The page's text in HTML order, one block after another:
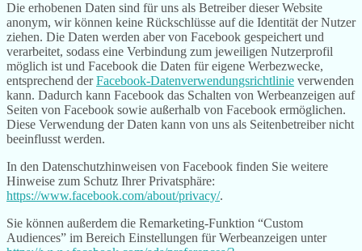
Die erhobenen Daten sind für uns als Betreiber dieser Website
anonym, wir können keine Rückschlüsse auf die Identität der Nutzer
ziehen. Die Daten werden aber von Facebook gespeichert und
verarbeitet, sodass eine Verbindung zum jeweiligen Nutzerprofil
möglich ist und Facebook die Daten für eigene Werbezwecke,
entsprechend derFacebook-Datenverwendungsrichtlinie verwenden
kann. Dadurch kann Facebook das Schalten von Werbeanzeigen auf
Seiten von Facebook sowie außerhalb von Facebook ermöglichen.
Diese Verwendung der Daten kann von uns als Seitenbetreiber nicht
beeinflusst werden.
In den Datenschutzhinweisen von Facebook finden Sie weitere
Hinweise zum Schutz Ihrer Privatsphäre:
https://www.facebook.com/about/privacy/.
Sie können außerdem die Remarketing-Funktion “Custom
Audiences” im Bereich Einstellungen für Werbeanzeigen unter